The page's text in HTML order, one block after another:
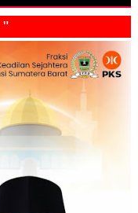
IKLAN "